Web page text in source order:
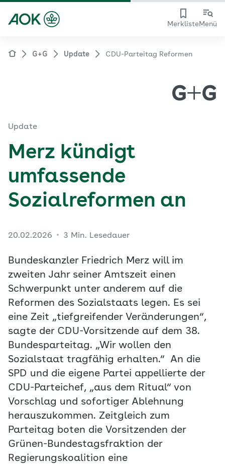
MerklisteMenü
G+G Update CDU-Parteitag Reformen
Update
Merz kündigt
umfassende
Sozialreformen an
20.02.2026 3 Min. Lesedauer
Bundeskanzler Friedrich Merz will im
zweiten Jahr seiner Amtszeit einen
Schwerpunkt unter anderem auf die
Reformen des Sozialstaats legen. Es sei
eine Zeit „tiefgreifender Veränderungen“,
sagte der CDU-Vorsitzende auf dem 38.
Bundesparteitag. „Wir wollen den
Sozialstaat tragfähig erhalten.“ An die
SPD und die eigene Partei appellierte der
CDU-Parteichef, „aus dem Ritual“ von
Vorschlag und sofortiger Ablehnung
herauszukommen. Zeitgleich zum
Parteitag boten die Vorsitzenden der
Grünen-Bundestagsfraktion der
Regierungskoalition eine